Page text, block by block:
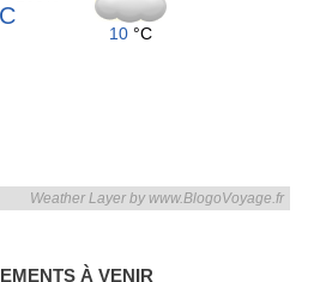
10 °C
Weather Layer by www.BlogoVoyage.fr
À VENIR